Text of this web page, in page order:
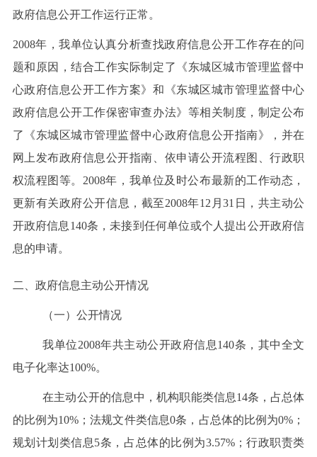
政府信息公开工作运行正常。
2008年 ，我单位认真分析查找政府信息公开工作存在的问
题和原因，结合工作实际制定了《东城区城市管理监督中
心政府信息公开工作方案》和《东城区城市管理监督中心
政府信息公开工作保密审查办法》等相关制度 ，制定公布
了《东城区城市管理监督中心政府信息公开指南》， 并在
网上发布政府信息公开指南、依申请公开流程图、行政职
权流程图等。2008年，我单位及时公布最新的工作动态，
更新有关政府公开信息，截至2008年12月31日， 共主动公
开政府信息 140条 ，未接到任何单位或个人提出公开政府信
息的申请。
二、政府信息主动公开情况
（一）公开情况
我单位2008年共主动公开政府信息140条，其中全文
电子化率达100%。
在主动公开的信息中，机构职能类信息14条，占总体
的比例为10%；法规文件类信息0条，占总体的比例为0%；
规划计划类信息5条，占总体的比例为3.57%；行政职责类